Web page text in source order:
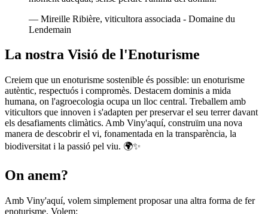
— Mireille Ribière, viticultora associada - Domaine du
Lendemain
La nostra Visió de l'Enoturisme
Creiem que un enoturisme sostenible és possible: un enoturisme
autèntic, respectuós i compromès. Destacem dominis a mida
humana, on l'agroecologia ocupa un lloc central. Treballem amb
viticultors que innoven i s'adapten per preservar el seu terrer davant
els desafiaments climàtics. Amb Viny'aquí, construïm una nova
manera de descobrir el vi, fonamentada en la transparència, la
biodiversitat i la passió pel viu. 🌍✨
On anem?
Amb Viny'aquí, volem simplement proposar una altra forma de fer
enoturisme. Volem: